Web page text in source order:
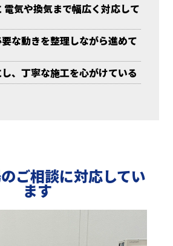
電気や換気まで幅広く対応して
な動きを整理しながら進めて
、丁寧な施工を心がけている
ご相談に対応してい
ます